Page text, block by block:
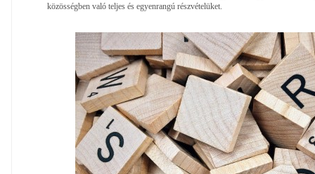
közösségben való teljes és egyenrangú részvételüket.